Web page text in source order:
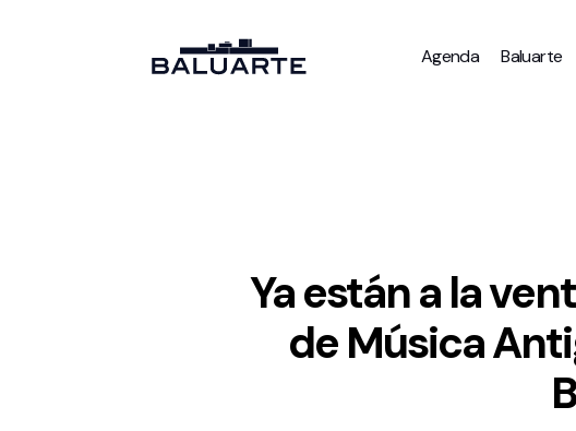
Agenda Baluarte
Ya están a la
de Música